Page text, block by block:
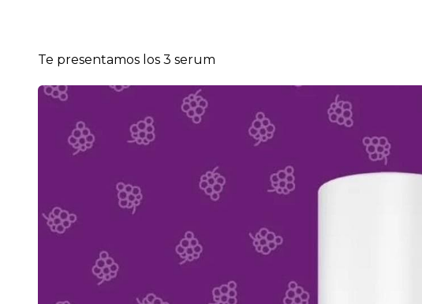
Te presentamos los 3 serum